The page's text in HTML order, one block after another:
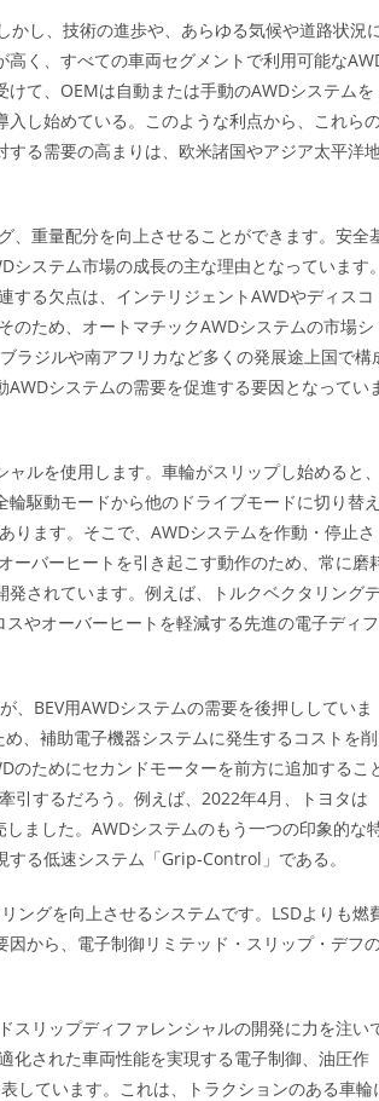
かし、技術の進歩や、あらゆる気候や道路状況
く、すべての車両セグメントで利用可能な
て、OEMは自動または手動のAWDシステムを
し始めている。このような利点から、これら
る需要の高まりは、欧米諸国やアジア太平洋
、重量配分を向上させることができます。安全
ステム市場の成長の主な理由となっています。
する欠点は、インテリジェントAWDやディスコ
のため、オートマチックAWDシステムの市場シ
ラジルや南アフリカなど多くの発展途上国で構
システムの需要を促進する要因となってい
ルを使用します。車輪がスリップし始めると、
駆動モードから他のドライブモードに切り替え
ります。そこで、AWDシステムを作動・停止さ
ーバーヒートを引き起こす動作のため、常に磨
されています。例えば、トルクベクタリング
やオーバーヒートを軽減する先進の電子ディフ
、BEV用AWDシステムの需要を後押ししていま
、補助電子機器システムに発生するコストを削
ためにセカンドモーターを前方に追加するこ
引するだろう。例えば、2022年4月、トヨタは
ました。AWDシステムのもう一つの印象的な
る低速システム「Grip-Control」である。
グを向上させるシステムです。LSDよりも燃
から、電子制御リミテッド・スリップ・デフ
スリップディファレンシャルの開発に力を注い
化された車両性能を実現する電子制御、油圧作
しています。これは、トラクションのある車輪